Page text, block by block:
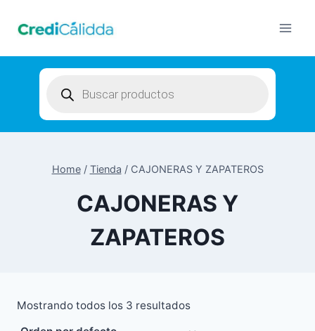
search
Home / Tienda / CAJONERAS Y ZAPATEROS
CAJONERAS Y
ZAPATEROS
Mostrando todos los 3 resultados